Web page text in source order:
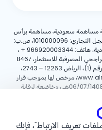
مساهمة سعودية، مساهمة برأس
، رقم السجل التجاري: 1010000096، ص.ب:
+ 966920003344 ،
8001244455 العنوان الوطني: شركة الراجحي المصرفية للاستثمار، 8467
طريق الملك فهد – حي المروج، وحدة رقم (1)، الرياض 12263 – 2743،
الموقع الإلكتروني: www.alrajhibank.com.sa، مرخص لها بموجب قرار
معالي وزير المالية رقم 3/1698 وتاريخ 06/07/1408هـ ، وخاضعة لرقابة
السعودي.
الخصوصية الأحكام والشروط
تعريف الارتباط"، فإنك